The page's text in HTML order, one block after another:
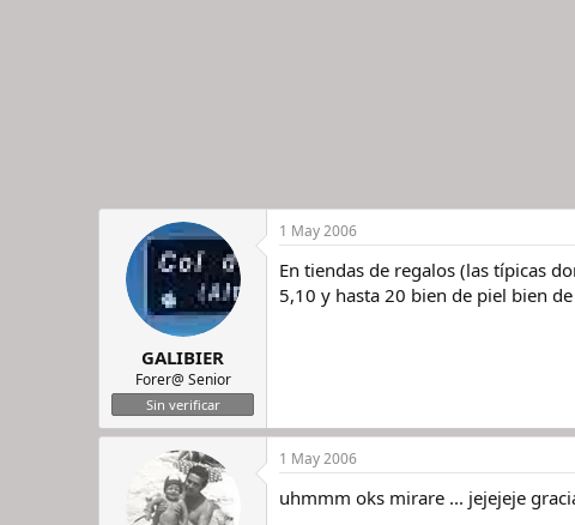
GALIBIER
Forer@ Senior
Sin verificar
1 May 2006
En tiendas de regalos (las típicas
5,10 y hasta 20 bien de piel bien
1 May 2006
uhmmm oks mirare ... jejejeje